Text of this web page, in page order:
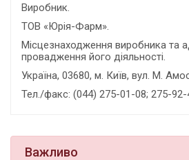
Виробник.
ТОВ «Юрія-Фарм».
Місцезнаходження виробника та
провадження його діяльності.
Україна, 03680, м. Київ, вул. М.
Тел./факс: (044) 275-01-08; 275-92-
Важливо